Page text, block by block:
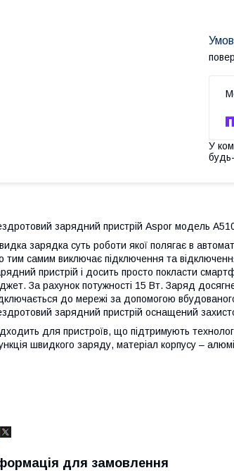
У
зарядний пристрій Aspor модель
зарядка суть роботи якої полягає в
тим самим виключає підключення та
пристрій і досить просто покласти
За рахунок потужності 15 Вт. Заряд
до мережі за допомогою
зарядний пристрій оснащений
для пристроїв, що підтримують
швидкого заряду, матеріал корпусу –
для замовлення